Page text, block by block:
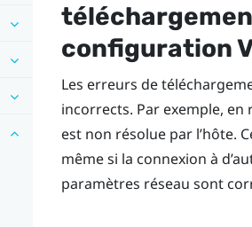
configuration
Les erreurs de
incorrects. Par exemple, en
est non résolue par l’hôte.
même si la connexion à
paramètres réseau sont